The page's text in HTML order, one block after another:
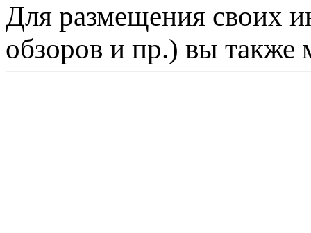
Для размещения своих
обзоров и пр.) вы также